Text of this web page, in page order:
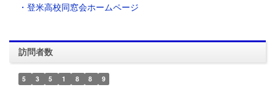
・登米高校同窓会ホームページ
訪問者数
5 3 5 1 8 8 9